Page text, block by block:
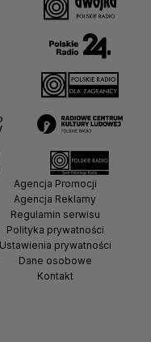
Agencja Promocji
Agencja Reklamy
Regulamin serwisu
Polityka prywatności
Ustawienia prywatności
Dane osobowe
Kontakt